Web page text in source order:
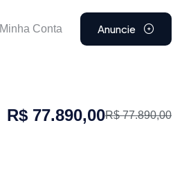
Minha Conta Anuncie
R$ 77.890,00R$ 77.890,00